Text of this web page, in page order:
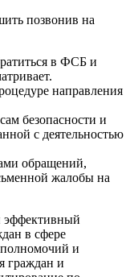
позвонив на
в ФСБ и
направления
безопасности и
с деятельностью
обращений,
жалобы на
эффективный
в сфере
и
граждан и